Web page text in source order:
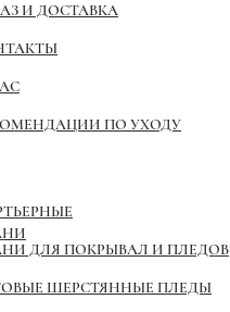
И ДОСТАВКА
ДЛЯ ПОКРЫВАЛ И ПЛЕДОВ
ШЕРСТЯННЫЕ ПЛЕДЫ
ПО УХОДУ